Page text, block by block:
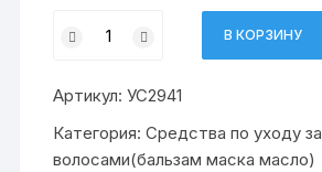
товара
д
вол
ЧИСТАЯ
В КОРЗИНУ
Артикул:УС2941
Категория:Средства по уходу за
волосами(бальзам маска масло)